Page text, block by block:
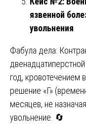
язвенной
увольнения
Фабула дела:
год,
решение «Г»
месяцев, не
увольнение. 🔄